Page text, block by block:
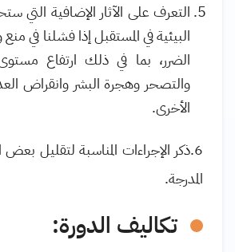
التعرف على الآثار الإضافية التي
البيئية في المستقبل إذا فشلنا في
الضرر، بما في ذلك ارتفاع
والتصحر وهجرة البشر وانقراض
الأخرى.
6.ذكر الإجراءات المناسبة لتقليل بعض
المدرجة.
تكاليف الدورة: